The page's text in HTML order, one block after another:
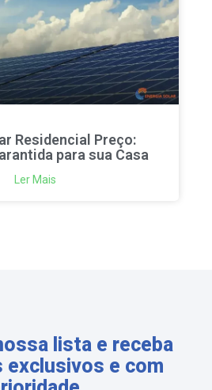
Residencial Preço:
para sua Casa
Ler Mais
lista e receba
exclusivos e com